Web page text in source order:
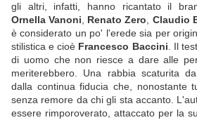
gli altri, infatti, hanno ricantato il
Ornella Vanoni
Renato Zero Claudio
è considerato un po' l'erede sia per
stilistica e cioè Francesco Baccini . Il
di uomo che non riesce a dare alle
meriterebbero. Una rabbia scaturita
dalla continua fiducia che, nonostante
senza remore da chi gli sta accanto.
essere rimporoverato, attaccato per la